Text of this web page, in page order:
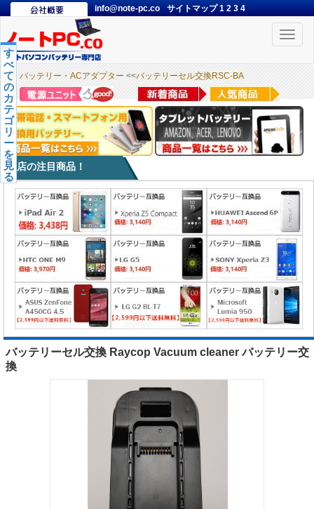
info@note-pc.co サイトマップ1 2 3 4
Toggle
バッテリー・ACアダプター <<バッテリーセル交換RSC-BA
す
べ
て
の
カ
テ
ゴ
リ
ー
を
見
る
本店の注目商品！
バッテリーセル交換 Raycop Vacuum cleaner バッテリー交
換